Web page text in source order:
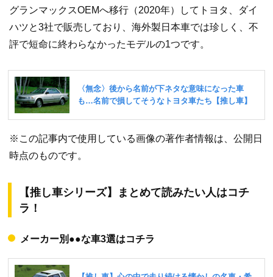
グランマックスOEMへ移行（2020年）してトヨタ、ダイ
ハツと3社で販売しており、海外製日本車では珍しく、不
評で短命に終わらなかったモデルの1つです。
※この記事内で使用している画像の著作者情報は、公開日
時点のものです。
【推し車シリーズ】まとめて読みたい人はコチ
ラ！
メーカー別●●な車3選はコチラ